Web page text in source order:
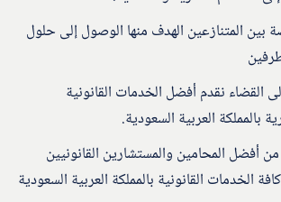
المتنازعين الهدف منها الوصول إلى حلول
القضاء نقدم أفضل الخدمات القانونية
بالمملكة العربية السعودية.
أفضل المحامين والمستشارين القانونيين
الخدمات القانونية بالمملكة العربية السعودية